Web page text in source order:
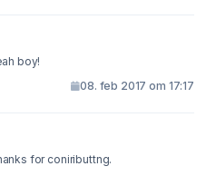
boy!
08. feb 2017 om 17:17
for coniributtng.